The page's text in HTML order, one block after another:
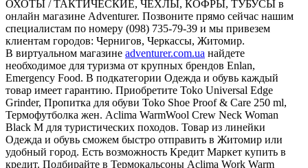
ОХОТЫ / ТАКТИЧЕСКИЕ, ЧЕХЛЫ, КОФРЫ, ТУБУСЫ в
онлайн магазине Adventurer. Позвоните прямо сейчас нашим
специалистам по номеру (098) 735-79-39 и мы привезем
клиентам городов: Чернигов, Черкассы, Житомир.
В виртуальном магазине adventurer.com.ua найдете
необходимое для туризма от крупных брендов Enlan,
Emergency Food. В подкатегории Одежда и обувь каждый
товар имеет гарантию. Приобретите Toko Universal Edge
Grinder, Пропитка для обуви Toko Shoe Proof & Care 250 ml,
Термофутболка жен. Aclima WarmWool Crew Neck Woman
Black M для туристических походов. Товар из линейки
Одежда и обувь сможем быстро отправить в Житомир или
удобный город. Есть возможность Кредит Маркет купить в
кредит. Подбирайте в Термокальсоны Aclima Work Warm